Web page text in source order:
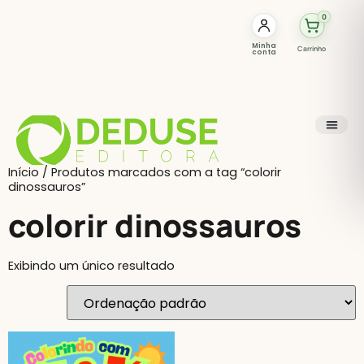
Minha
conta Carrinho
0
Início / Produtos marcados com a tag “colorir
dinossauros”
colorir dinossauros
Exibindo um único resultado